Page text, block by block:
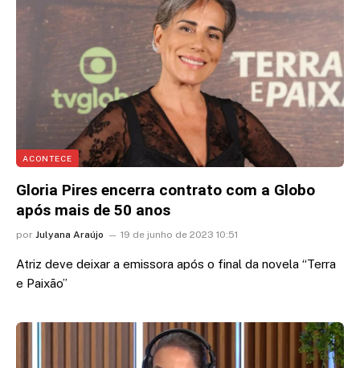
ACONTECE
Gloria Pires encerra contrato com a Globo
após mais de 50 anos
por Julyana Araújo 19 de junho de 2023 10:51
Atriz deve deixar a emissora após o final da novela “Terra
e Paixão”